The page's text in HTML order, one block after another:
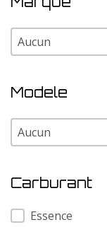
Marque
Marque
Modele
Modele
Modele
Carburant
Carburant
Essence